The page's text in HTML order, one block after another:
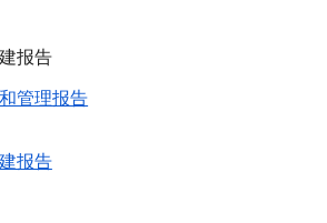
报告
管理报告
报告